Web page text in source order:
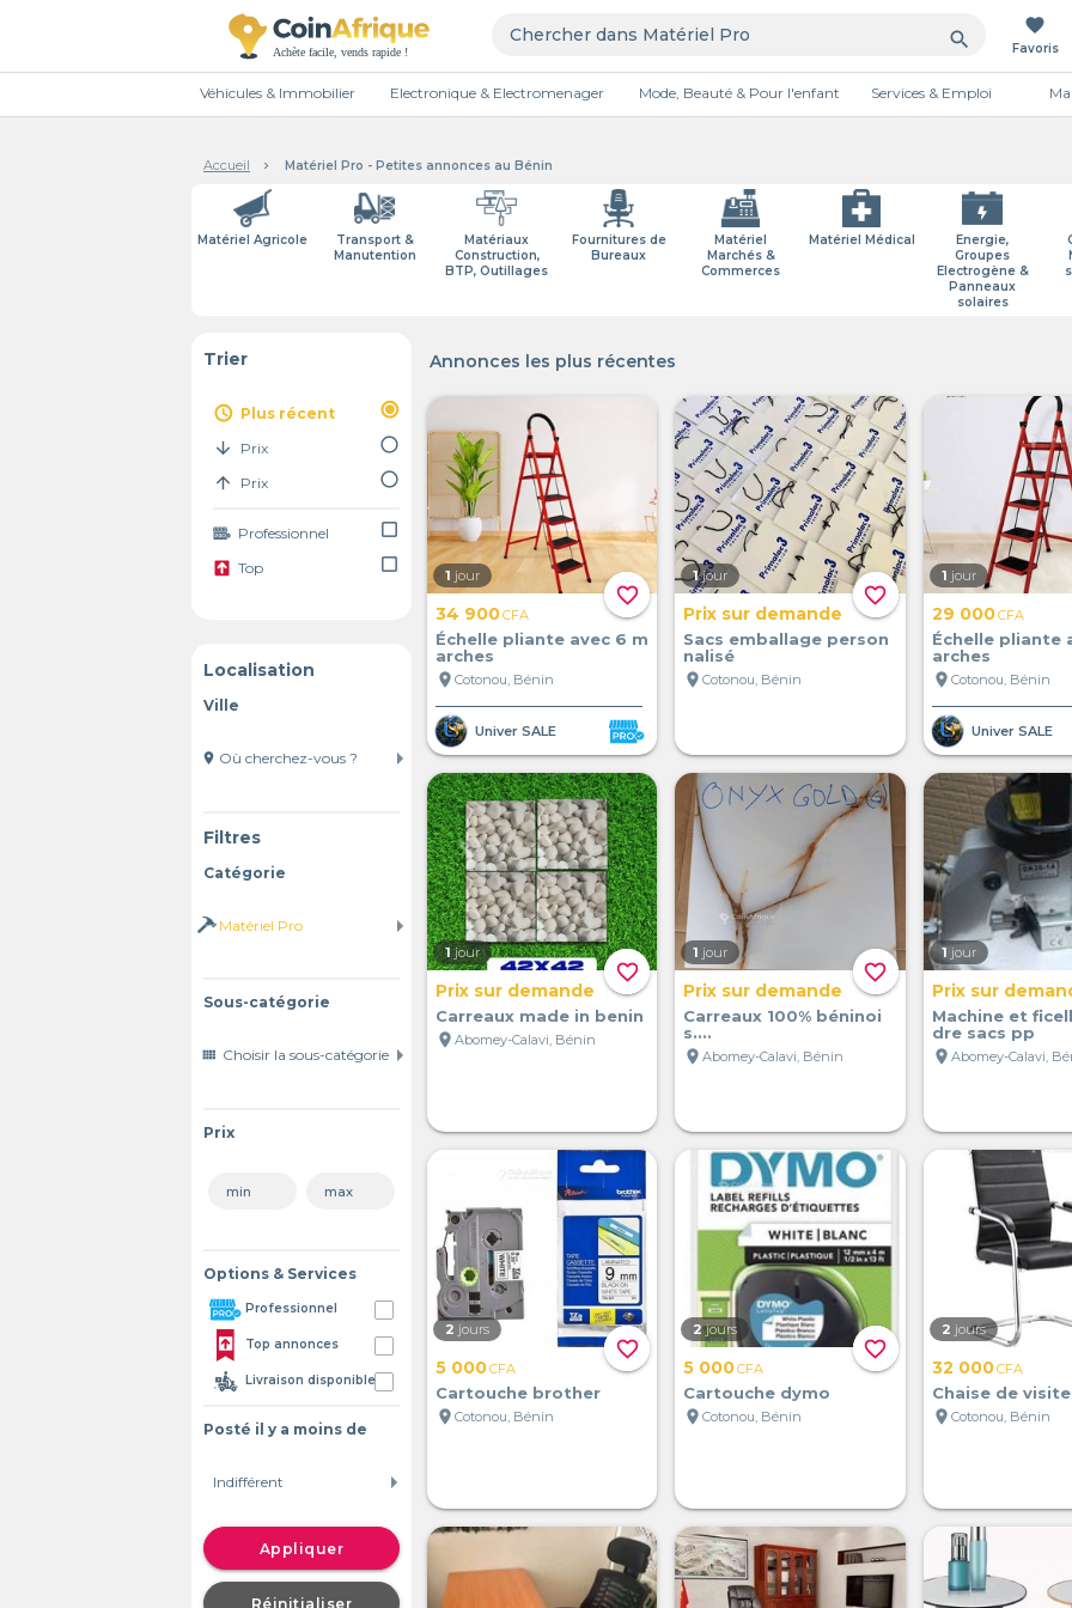
search
favorite
Favoris
Véhicules & Immobilier Electronique & Electromenager Mode, Beauté & Pour l'enfant Services & Emploi
Accueil Matériel Pro - Petites annonces au Bénin
Matériel Agricole
Transport &
Manutention
Matériaux
Construction,
BTP, Outillages
Fournitures de
Bureaux
Matériel
Marchés &
Commerces
Matériel Médical
Energie,
Groupes
Electrogène &
Panneaux
solaires
Trier
access_time Plus récent
radio_button_checked
arrow_downward
Prix
radio_button_unchecked
arrow_upward
Prix radio_button_unchecked
Professionnel check_box_outline_blank
Top check_box_outline_blank
Localisation
Ville
location_on
Filtres
Catégorie
Sous-catégorie
view_comfy
Prix
Options & Services
Professionnel
Top annonces
Livraison disponible
Posté il y a moins de
Appliquer
Réinitialiser
Annonces les plus récentes
favorite_border
1 jour
34 900CFA
Échelle pliante avec 6 m
arches
location_on Cotonou, Bénin
Univer SALE
favorite_border
1 jour
Prix sur demande
Sacs emballage person
nalisé
location_onCotonou, Bénin
1 jour
29 000CFA
Échelle pliante
arches
location_on Cotonou, Bénin
Univer SALE
favorite_border
1 jour
Prix sur demande
Carreaux made in benin
location_on Abomey-Calavi, Bénin
favorite_border
1 jour
Prix sur demande
Carreaux 100% béninoi
s....
location_onAbomey-Calavi, Bénin
1 jour
Prix sur
Machine et
dre sacs pp
location_on Abomey-Calavi,
favorite_border
2 jours
5 000CFA
Cartouche brother
location_on Cotonou, Bénin
favorite_border
2 jours
5 000CFA
Cartouche dymo
location_onCotonou, Bénin
2 jours
32 000CFA
Chaise de visite
location_on Cotonou, Bénin